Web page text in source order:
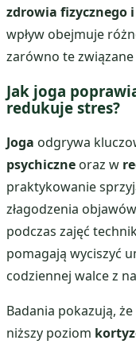
zdrowia fizycznego
wpływ obejmuje
zarówno te związane
Jak joga
redukuje stres?
Joga odgrywa
psychiczne oraz w
praktykowanie
złagodzenia objawów
podczas zajęć
pomagają wyciszyć
codziennej walce z
Badania pokazują,
niższy poziom